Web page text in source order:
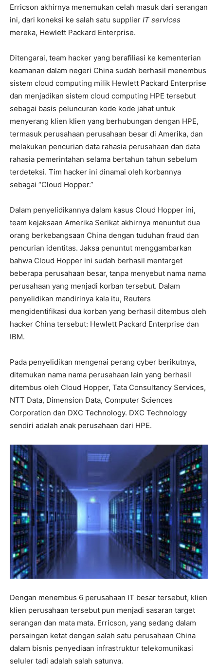
Erricson akhirnya menemukan celah masuk dari serangan
ini, dari koneksi ke salah satu supplier IT services
mereka, Hewlett Packard Enterprise.
Ditengarai, team hacker yang berafiliasi ke kementerian
keamanan dalam negeri China sudah berhasil menembus
sistem cloud computing milik Hewlett Packard Enterprise
dan menjadikan sistem cloud computing HPE tersebut
sebagai basis peluncuran kode kode jahat untuk
menyerang klien klien yang berhubungan dengan HPE,
termasuk perusahaan perusahaan besar di Amerika, dan
melakukan pencurian data rahasia perusahaan dan data
rahasia pemerintahan selama bertahun tahun sebelum
terdeteksi. Tim hacker ini dinamai oleh korbannya
sebagai “Cloud Hopper.”
Dalam penyelidikannya dalam kasus Cloud Hopper ini,
team kejaksaan Amerika Serikat akhirnya menuntut dua
orang berkebangsaan China dengan tuduhan fraud dan
pencurian identitas. Jaksa penuntut menggambarkan
bahwa Cloud Hopper ini sudah berhasil mentarget
beberapa perusahaan besar, tanpa menyebut nama nama
perusahaan yang menjadi korban tersebut. Dalam
penyelidikan mandirinya kala itu, Reuters
mengidentifikasi dua korban yang berhasil ditembus oleh
hacker China tersebut: Hewlett Packard Enterprise dan
IBM.
Pada penyelidikan mengenai perang cyber berikutnya,
ditemukan nama nama perusahaan lain yang berhasil
ditembus oleh Cloud Hopper, Tata Consultancy Services,
NTT Data, Dimension Data, Computer Sciences
Corporation dan DXC Technology. DXC Technology
sendiri adalah anak perusahaan dari HPE.
Dengan menembus 6 perusahaan IT besar tersebut, klien
klien perusahaan tersebut pun menjadi sasaran target
serangan dan mata mata. Erricson, yang sedang dalam
persaingan ketat dengan salah satu perusahaan China
dalam bisnis penyediaan infrastruktur telekomunikasi
seluler tadi adalah salah satunya.